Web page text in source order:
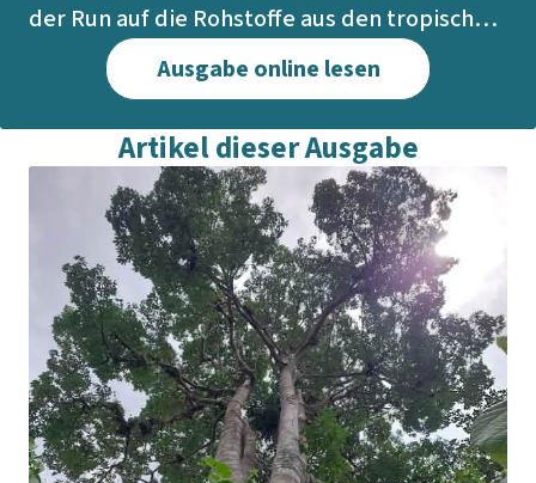
der Run auf die Rohstoffe aus den tropischen
Regenwäldern wächst.
Doch es gibt Lichtblicke in all den Jahren der
Zusammenarbeit mit unseren Partnern in
Lateinamerika, Afrika und Südostasien –
davon berichten wir in diesem Report: Im
Bergnebelwald in Ecuador hindern die
Menschen seit 30 Jahren Bergbaufirmen
daran, Kupfer abzubauen. In Indonesien
gelingt es den Indigenen mehr und mehr,
ihren Wald für sich zu beanspruchen und vor
der Zerstörung durch Ölpalmkonzerne zu
schützen. Und: Lernen Sie die Erfolgsrezepte
Ausgabe online lesen
Artikel dieser Ausgabe